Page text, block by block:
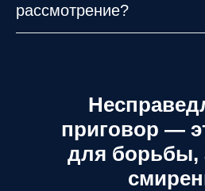
рассмотрение?
приговор —
для борьбы,